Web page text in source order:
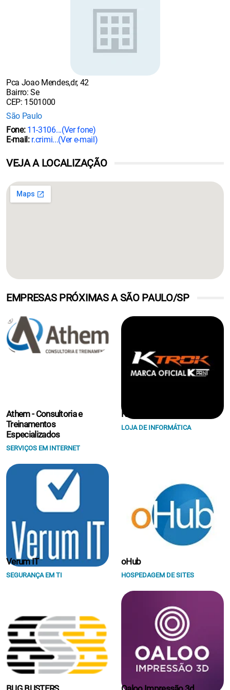
Pca Joao Mendes,dr, 42
Bairro: Se
CEP: 1501000
São Paulo
Fone: 11-3106...(Ver fone)
E-mail: r.crimi...(Ver e-mail)
VEJA A LOCALIZAÇÃO
EMPRESAS PRÓXIMAS A SÃO PAULO/SP
Athem - Consultoria e
Treinamentos
Especializados
SERVIÇOS EM INTERNET
K Print Suprimentos Eireli.
LOJA DE INFORMÁTICA
Verum IT
SEGURANÇA EM TI
oHub
HOSPEDAGEM DE SITES